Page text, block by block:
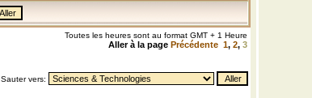
Toutes les heures sont au format GMT + 1 Heure
Aller à la page Précédente 1, 2, 3
Sauter vers: